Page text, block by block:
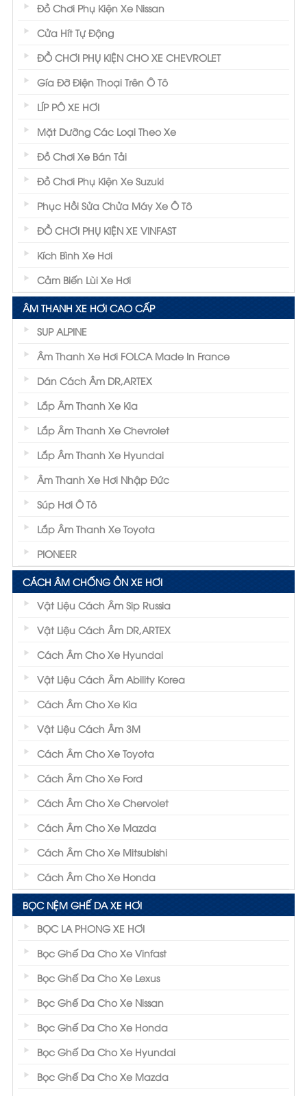
Đồ Chơi Phụ Kiện Xe Nissan
Cửa Hít Tự Động
ĐỒ CHƠI PHỤ KIỆN CHO XE CHEVROLET
Gía Đỡ Điện Thoại Trên Ô Tô
LÍP PÔ XE HƠI
Mặt Dưỡng Các Loại Theo Xe
Đồ Chơi Xe Bán Tải
Đồ Chơi Phụ Kiện Xe Suzuki
Phục Hồi Sửa Chửa Máy Xe Ô Tô
ĐỒ CHƠI PHỤ KIỆN XE VINFAST
Kích Bình Xe Hơi
Cảm Biến Lùi Xe Hơi
ÂM THANH XE HƠI CAO CẤP
SUP ALPINE
Âm Thanh Xe Hơi FOLCA Made In France
Dán Cách Âm DR,ARTEX
Lắp Âm Thanh Xe Kia
Lắp Âm Thanh Xe Chevrolet
Lắp Âm Thanh Xe Hyundai
Âm Thanh Xe Hơi Nhập Đức
Súp Hơi Ô Tô
Lắp Âm Thanh Xe Toyota
PIONEER
CÁCH ÂM CHỐNG ỒN XE HƠI
Vật Liệu Cách Âm Sip Russia
Vật Liệu Cách Âm DR,ARTEX
Cách Âm Cho Xe Hyundai
Vật Liệu Cách Âm Ability Korea
Cách Âm Cho Xe Kia
Vật Liệu Cách Âm 3M
Cách Âm Cho Xe Toyota
Cách Âm Cho Xe Ford
Cách Âm Cho Xe Chervolet
Cách Âm Cho Xe Mazda
Cách Âm Cho Xe Mitsubishi
Cách Âm Cho Xe Honda
BỌC NỆM GHẾ DA XE HƠI
BỌC LA PHONG XE HƠI
Bọc Ghế Da Cho Xe Vinfast
Bọc Ghế Da Cho Xe Lexus
Bọc Ghế Da Cho Xe Nissan
Bọc Ghế Da Cho Xe Honda
Bọc Ghế Da Cho Xe Hyundai
Bọc Ghế Da Cho Xe Mazda